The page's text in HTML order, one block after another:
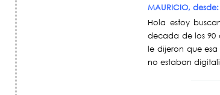
MAURICIO, desde:
Hola estoy
decada de los 90
le dijeron que
no estaban